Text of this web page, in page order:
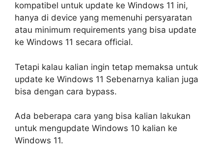
kompatibel untuk update ke Windows 11 ini,
hanya di device yang memenuhi persyaratan
atau minimum requirements yang bisa update
ke Windows 11 secara official.
Tetapi kalau kalian ingin tetap memaksa untuk
update ke Windows 11 Sebenarnya kalian juga
bisa dengan cara bypass.
Ada beberapa cara yang bisa kalian lakukan
untuk mengupdate Windows 10 kalian ke
Windows 11.